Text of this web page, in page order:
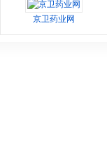
京卫药业网